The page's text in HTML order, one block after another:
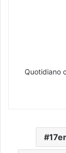
Quotidiano